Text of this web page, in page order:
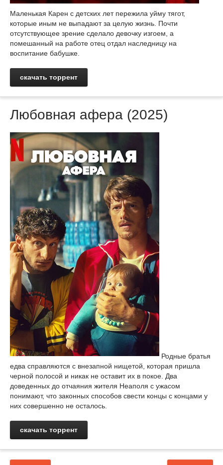
Маленькая Карен с детских лет пережила уйму тягот,
которые иным не выпадают за целую жизнь. Почти
отсутствующее зрение сделало девочку изгоем, а
помешанный на работе отец отдал наследницу на
воспитание бабушке.
скачать торрент
Любовная афера (2025)
Родные братья
едва справляются с внезапной нищетой, которая пришла
черной полосой и никак не оставит их в покое. Два
доведенных до отчаяния жителя Неаполя с ужасом
понимают, что законных способов свести концы с концами у
них совершенно не осталось.
скачать торрент